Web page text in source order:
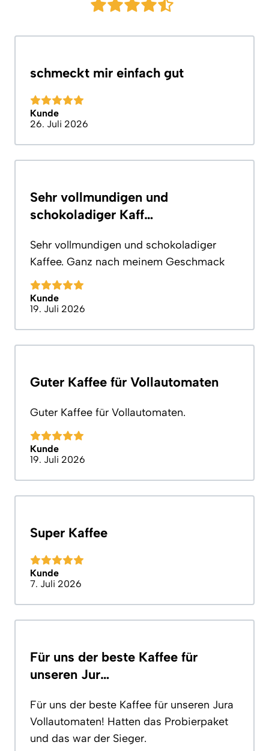
schmeckt mir einfach gut
Kunde
26. Juli 2026
Sehr vollmundigen und
schokoladiger Kaff…
Sehr vollmundigen und schokoladiger
Kaffee. Ganz nach meinem Geschmack
Kunde
19. Juli 2026
Guter Kaffee für Vollautomaten
Guter Kaffee für Vollautomaten.
Kunde
19. Juli 2026
Super Kaffee
Kunde
7. Juli 2026
Für uns der beste Kaffee für
unseren Jur…
Für uns der beste Kaffee für unseren Jura
Vollautomaten! Hatten das Probierpaket
und das war der Sieger.